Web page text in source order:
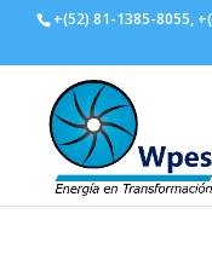
+(52) 81-1385-8055,